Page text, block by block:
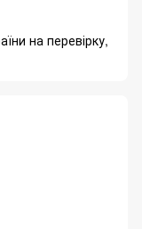
на перевірку,